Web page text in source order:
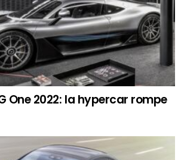
One 2022: la hypercar rompe